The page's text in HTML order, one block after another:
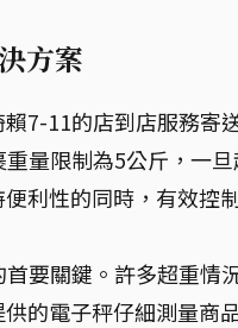
方案
7-11的店到店服務寄
量限制為5公斤，一
利性的同時，有效控
要關鍵。許多超重情
的電子秤仔細測量商